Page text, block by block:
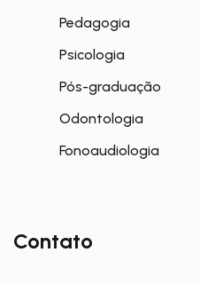
Pedagogia
Psicologia
Pós-graduação
Odontologia
Fonoaudiologia
Contato